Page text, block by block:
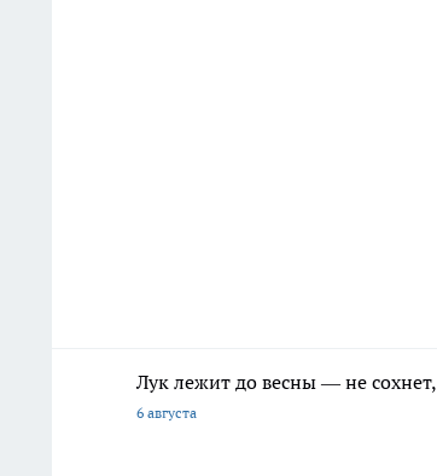
Лук лежит до весны — не
6 августа